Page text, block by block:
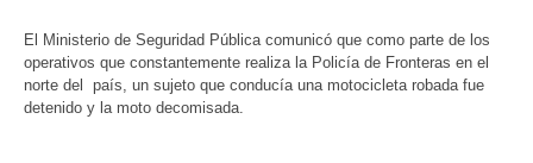
El Ministerio de Seguridad Pública comunicó que como parte de los
operativos que constantemente realiza la Policía de Fronteras en el
norte del país, un sujeto que conducía una motocicleta robada fue
detenido y la moto decomisada.